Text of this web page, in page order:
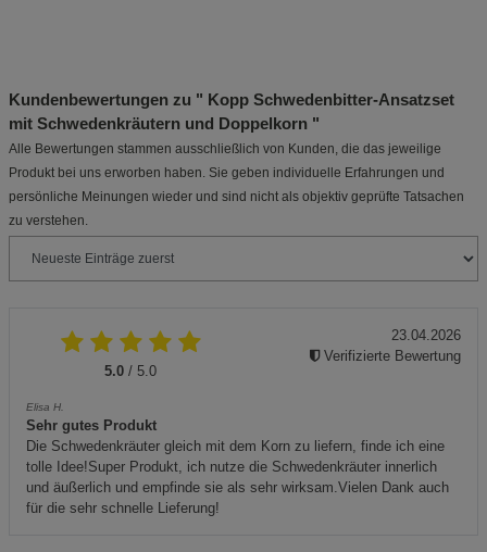
Kundenbewertungen zu " Kopp Schwedenbitter-Ansatzset
mit Schwedenkräutern und Doppelkorn "
Alle Bewertungen stammen ausschließlich von Kunden, die das jeweilige
Produkt bei uns erworben haben. Sie geben individuelle Erfahrungen und
persönliche Meinungen wieder und sind nicht als objektiv geprüfte Tatsachen
zu verstehen.
5.0 / 5.0
Elisa H.
Sehr gutes Produkt
Die Schwedenkräuter gleich mit dem Korn zu liefern, finde ich eine
tolle Idee!Super Produkt, ich nutze die Schwedenkräuter innerlich
und äußerlich und empfinde sie als sehr wirksam.Vielen Dank auch
für die sehr schnelle Lieferung!
23.04.2026
Verifizierte Bewertung